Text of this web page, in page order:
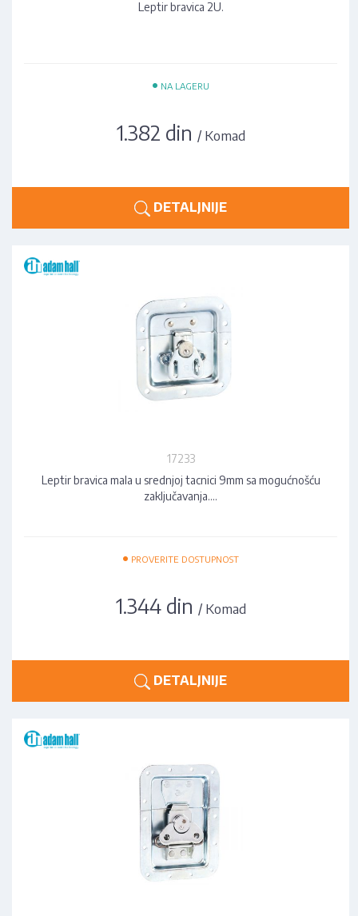
Leptir bravica 2U.
• NA LAGERU
1.382 din / Komad
DETALJNIJE
17233
Leptir bravica mala u srednjoj tacnici 9mm sa mogućnošću
zaključavanja.…
• PROVERITE DOSTUPNOST
1.344 din / Komad
DETALJNIJE